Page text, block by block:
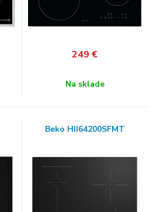
249 €
Na sklade
Beko HII64200SFMT